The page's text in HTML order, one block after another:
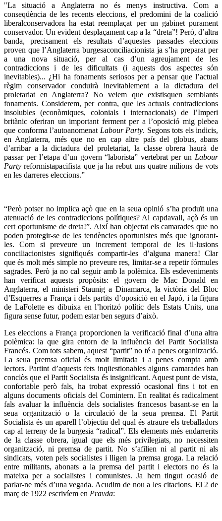
"La situació a Anglaterra no és menys instructiva. Com a
conseqüència de les recents eleccions, el predomini de la coalició
liberalconservadora ha estat reemplaçat per un gabinet purament
conservador. Un evident desplaçament cap a la “dreta”! Però, d’altra
banda, precisament els resultats d’aquestes passades eleccions
proven que l’Anglaterra burgesaconciliacionista ja s’ha preparat per
a una nova situació, per al cas d’un agreujament de les
contradiccions i de les dificultats (i aquests dos aspectes són
inevitables)... ¿Hi ha fonaments seriosos per a pensar que l’actual
règim conservador conduirà inevitablement a la dictadura del
proletariat en Anglaterra? No veiem que existisquen semblants
fonaments. Considerem, per contra, que les actuals contradiccions
insolubles (econòmiques, colonials i internacionals) de l’Imperi
britànic oferiran un important ferment per a l’oposició mig plebea
que conforma l’autoanomenat Labour Party. Segons tots els indicis,
en Anglaterra, més que no en cap altre país del globus, abans
d’arribar a la dictadura del proletariat, la classe obrera haurà de
passar per l’etapa d’un govern “laborista” vertebrat per un Labour
Party reformistapacifista que ja ha rebut uns quatre milions de vots
en les darreres eleccions.”
“Però potser no implica açò que en la seua opinió s’ha produït una
atenuació de les contradiccions polítiques? Al capdavall, açò és un
cert oportunisme de dreta!”. Així han objectat els camarades que no
poden protegir-se de les tendències oportunistes més que ignorant-
les. Com si preveure un increment temporal de les il·lusions
conciliacionistes signifiqués compartir-les d’alguna manera! Clar
que és molt més simple no preveure res, limitar-se a repetir fórmules
sagrades. Però ja no cal seguir amb la polèmica. Els esdeveniments
han verificat aquests propòsits: el govern de Mac Donald en
Anglaterra, el ministeri Staunig a Dinamarca, la victòria del Bloc
d’Esquerres a França i dels partits d’oposició en el Japó, i la figura
de LaFolette es dibuixa en l’horitzó polític dels Estats Units, una
figura sense futur, podem estar ben segurs d’això.
Les eleccions a França proporcionen la verificació final d’una altra
polèmica: la que gira entorn de la influència del Partit Socialista
Francés. Com tots sabem, aquest “partit” no té a penes organització.
La seua premsa oficial és molt limitada i a penes compta amb
lectors. Partint d’aquests fets inqüestionables alguns camarades han
conclòs que el Partit Socialista és insignificant. Aquest punt de vista,
confortable però fals, ha trobat expressió ocasional fins i tot en
alguns documents oficials del Comintern. En realitat és radicalment
fals avaluar la influència dels socialistes francesos basant-se en la
seua organització o la circulació de la seua premsa. El Partit
Socialista és un aparell l’objectiu del qual és atraure els treballadors
cap al terreny de la burgesia “radical”. Els elements més endarrerits
de la classe obrera, igual que els més privilegiats, no necessiten
organització, ni premsa de partit. No s’afilien ni al partit ni als
sindicats, voten pels socialistes i lligen la premsa groga. La relació
entre militants, abonats a la premsa del partit i electors no és la
mateixa per a socialistes i comunistes. Ja hem tingut ocasió de
parlar-ne més d’una vegada. Acudim de nou a les citacions. El 2 de
març de 1922 escrivíem en Pravda: